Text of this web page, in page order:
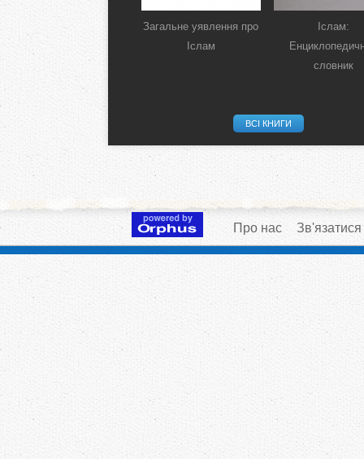
Загальне уявлення про
Іслам
Іслам:
словник
ВСІ КНИГИ
Про нас